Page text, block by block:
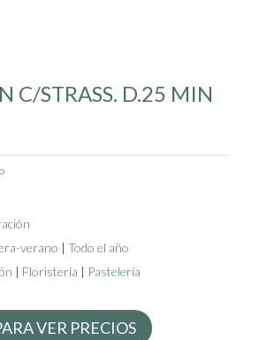
C/STRASS. D.25 MIN
verano | Todo el año
| Floristería | Pastelería
VER PRECIOS